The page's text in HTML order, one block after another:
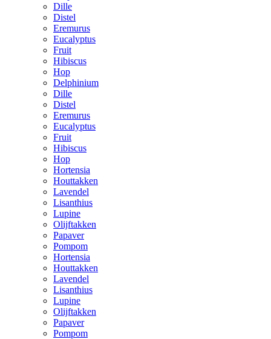
Dille
Distel
Eremurus
Eucalyptus
Fruit
Hibiscus
Hop
Delphinium
Dille
Distel
Eremurus
Eucalyptus
Fruit
Hibiscus
Hop
Hortensia
Houttakken
Lavendel
Lisanthius
Lupine
Olijftakken
Papaver
Pompom
Hortensia
Houttakken
Lavendel
Lisanthius
Lupine
Olijftakken
Papaver
Pompom